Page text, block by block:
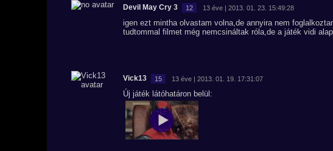
Devil May Cry 3 12 13 éve | 2013. 01. 23. 15:49:28
igen ezt mintha olvastam volna,de annyira nem
tudtommal filmet még nemcsináltak róla,de a játék vidi
Vick13 15 13 éve | 2013. 01. 19. 17:31:07
Új játék látóhatáron belül: